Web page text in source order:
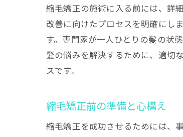
縮毛矯正の施術に入る前には、詳
改善に向けたプロセスを明確にし
す。専門家が一人ひとりの髪の状
髪の悩みを解決するために、適切
スです。
縮毛矯正前の準備と心構え
縮毛矯正を成功させるためには、